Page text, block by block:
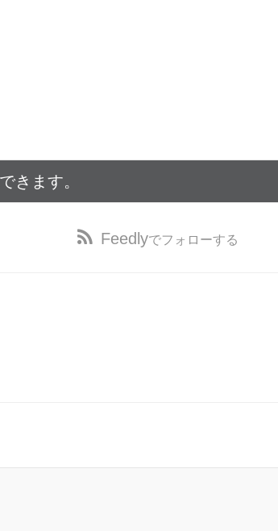
きます。
Feedlyでフォローする